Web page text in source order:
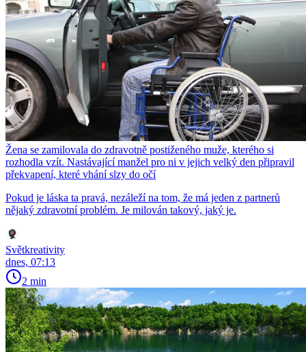
Žena se zamilovala do zdravotně postiženého muže, kterého si
rozhodla vzít. Nastávající manžel pro ni v jejich velký den připravil
překvapení, které vhání slzy do očí
Pokud je láska ta pravá, nezáleží na tom, že má jeden z partnerů
nějaký zdravotní problém. Je milován takový, jaký je.
Světkreativity
dnes, 07:13
2 min